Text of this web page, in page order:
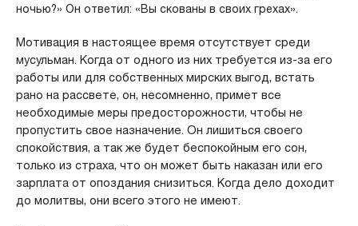
ночью?» Он ответил: «Вы скованы в своих грехах».
Мотивация в настоящее время отсутствует среди
мусульман. Когда от одного из них требуется из-за его
работы или для собственных мирских выгод, встать
рано на рассвете, он, несомненно, примет все
необходимые меры предосторожности, чтобы не
пропустить свое назначение. Он лишиться своего
спокойствия, а так же будет беспокойным его сон,
только из страха, что он может быть наказан или его
зарплата от опоздания снизиться. Когда дело доходит
до молитвы, они всего этого не имеют.